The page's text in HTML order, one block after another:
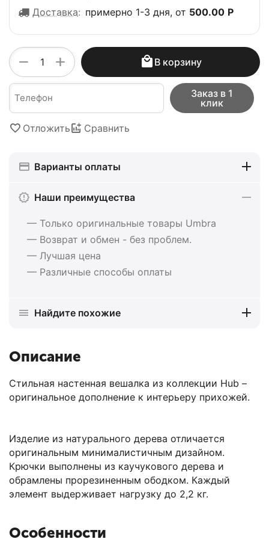
Доставка: примерно 1-3 дня, от 500.00 Р
+
− В корзину
Заказ в 1
клик
Отложить Сравнить
Варианты оплаты
Наши преимущества
— Только оригинальные товары Umbra
— Возврат и обмен - без проблем.
— Лучшая цена
— Различные способы оплаты
Найдите похожие
Описание
Стильная настенная вешалка из коллекции Hub –
оригинальное дополнение к интерьеру прихожей.
Изделие из натурального дерева отличается
оригинальным минималистичным дизайном.
Крючки выполнены из каучукового дерева и
обрамлены прорезиненным ободком. Каждый
элемент выдерживает нагрузку до 2,2 кг.
Особенности